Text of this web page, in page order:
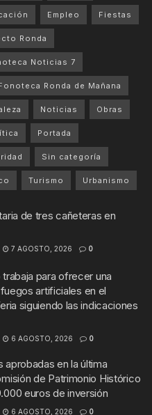
Empleo Fiestas
Ronda
Noticias 7
Ronda de Mañana
Noticias Obras
Portada
Sin categoría
Turismo Urbanismo
de tres cañeteras en
7 AGOSTO, 2026 0
trabaja para ofrecer una
artificiales en el
siguiendo las indicaciones
6 AGOSTO, 2026 0
aprobadas en la última
de Patrimonio Histórico
euros de inversión
6 AGOSTO, 2026 0